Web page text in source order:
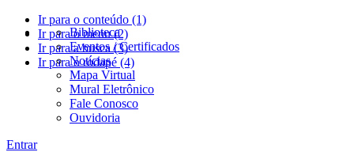
Ir para o conteúdo (1)
Ir para o menu (2)
Ir para a busca (3)
Ir para o rodapé (4)
Biblioteca
Eventos / Certificados
Notícias
Mapa Virtual
Mural Eletrônico
Fale Conosco
Ouvidoria
Entrar